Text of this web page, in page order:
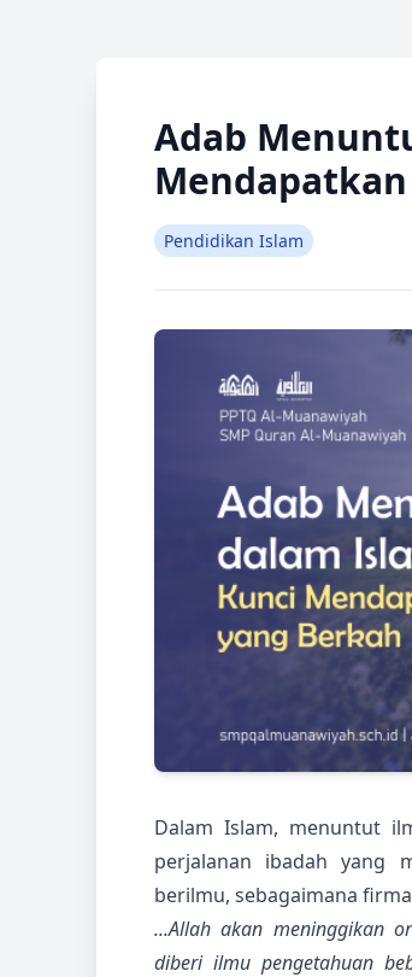
Adab
Pendidikan Islam
Dalam Islam, menuntut
perjalanan ibadah yang
berilmu, sebagaimana
...Allah akan meninggikan
diberi ilmu pengetahuan